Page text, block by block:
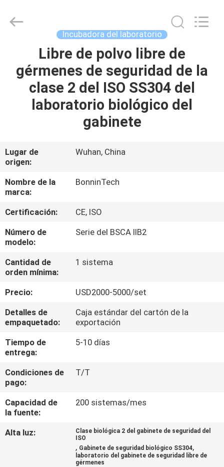
HOGAR
PRODUCTOS
SOBRE
NOSOTROS
VIAJE
DE
LA
FÁBRICA
DE
CALIDAD
ÉNTRENOS
CONTACTO
CON
PIDA
Technology
Incubadora del laboratorio
Libre de polvo libre de
gérmenes de seguridad de la
clase 2 del ISO SS304 del
laboratorio biológico del
gabinete
Lugar de
origen:
Wuhan, China
Nombre de la
marca:
BonninTech
Certificación:
CE, ISO
Número de
modelo:
Serie del BSCA IIB2
Cantidad de
orden mínima:
1 sistema
Precio:
USD2000-5000/set
Detalles de
empaquetado:
Caja estándar del cartón de la
exportación
Tiempo de
entrega:
5-10 días
Condiciones de
pago:
T/T
Capacidad de
la fuente:
200 sistemas/mes
Alta luz:
Clase biológica 2 del gabinete de seguridad del
ISO
, Gabinete de seguridad biológico SS304,
laboratorio del gabinete de seguridad libre de
gérmenes